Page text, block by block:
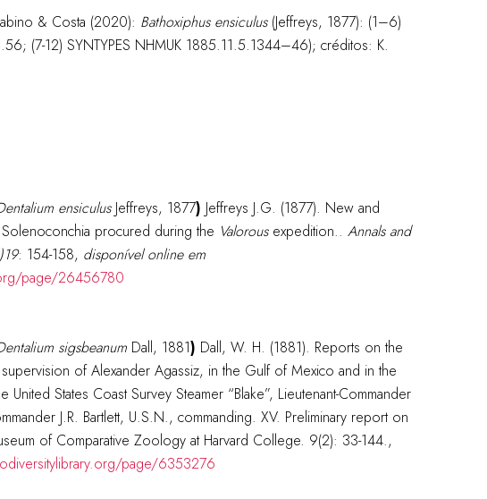
& Costa (2020): Bathoxiphus ensiculus(Jeffreys, 1877): (1–6)
(7-12) SYNTYPES NHMUK 1885.11.5.1344–46); créditos: K.
ensiculusJeffreys, 1877) Jeffreys J.G. (1877). New and
procured during the Valorousexpedition.. Annals and
: 154-158, disponível online em
page/26456780
sigsbeanumDall, 1881) Dall, W. H. (1881). Reports on the
of Alexander Agassiz, in the Gulf of Mexico and in the
United States Coast Survey Steamer “Blake”, Lieutenant-Commander
J.R. Bartlett, U.S.N., commanding. XV. Preliminary report on
of Comparative Zoology at Harvard College. 9(2): 33-144.,
page/6353276